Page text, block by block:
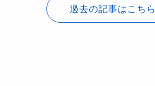
過去の記事はこちら